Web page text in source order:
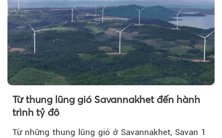
Từ thung lũng gió Savannakhet đến hành
trình tỷ đô
Từ những thung lũng gió ở Savannakhet, Savan 1